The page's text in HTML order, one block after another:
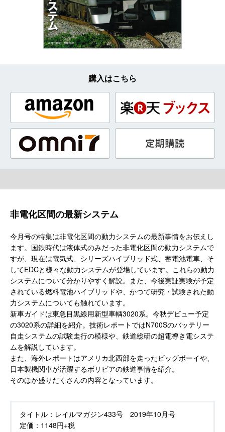
購入はこちら
非電化区間の最新システム
今月号の特集は非電化区間の動力システムの最新事情をお伝えし
ます。国鉄時代は液体式のみだった非電化区間の動力システムで
すが、現在は電気式、シリーズハイブリッド式、蓄電池電車、そ
してEDCと様々な動力システムが登場しています。これらの動力
システムについて分かりやすく解説。また、今後実証実験が予定
されている燃料電池ハイブリッドや、かつて研究・試験された動
力システムについても触れています。
新車ガイドは東急目黒線用新型車輌3020系。今秋デビュー予定
の3020系の詳細を紹介。技術レポートではN700Sのバッテリー
自走システムの試験走行の模様や、鉄道総研の超電導き電システ
ムを解説しています。
また、海外レポートはアメリカ北西部を走ったビッグボーイや、
日本製機関車が活躍するボリビアの鉄道事情を紹介。
そのほか盛りだくさんの内容となっています。
タイトル： レイルマガジン433号 2019年10月号
定価： 1148円+税